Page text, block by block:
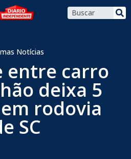
Notícias
entre carro
deixa 5
rodovia
SC